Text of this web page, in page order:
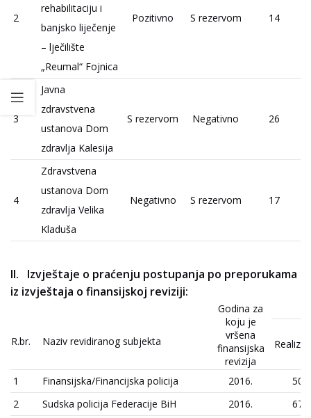
2
rehabilitaciju i
banjsko liječenje
– lječilište
„Reumal“ Fojnica
Pozitivno S rezervom 14
3
Javna
zdravstvena
ustanova Dom
zdravlja Kalesija
S rezervom Negativno 26
4
Zdravstvena
ustanova Dom
zdravlja Velika
Kladuša
Negativno S rezervom 17
Izvještaje o praćenju postupanja po preporukama
iz izvještaja o finansijskoj reviziji:
R.br. Naziv revidiranog subjekta
Godina za
koju je
vršena
finansijska
revizija
1 Finansijska/Financijska policija 2016.
50%
2
Sudska policija Federacije BiH 2016.
67%